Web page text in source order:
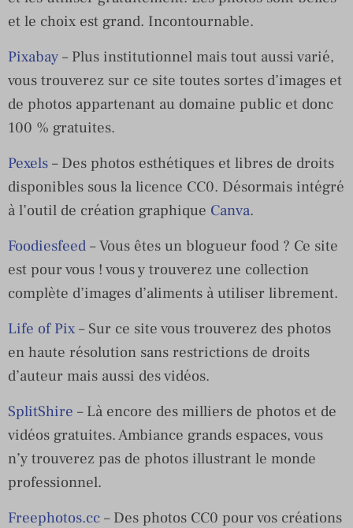
et le choix est grand. Incontournable.
Pixabay – Plus institutionnel mais tout aussi varié,
vous trouverez sur ce site toutes sortes d’images et
de photos appartenant au domaine public et donc
100 % gratuites.
Pexels – Des photos esthétiques et libres de droits
disponibles sous la licence CC0. Désormais intégré
à l’outil de création graphique Canva.
Foodiesfeed – Vous êtes un blogueur food ? Ce site
est pour vous ! vous y trouverez une collection
complète d’images d’aliments à utiliser librement.
Life of Pix – Sur ce site vous trouverez des photos
en haute résolution sans restrictions de droits
d’auteur mais aussi des vidéos.
SplitShire – Là encore des milliers de photos et de
vidéos gratuites. Ambiance grands espaces, vous
n’y trouverez pas de photos illustrant le monde
professionnel.
Freephotos.cc – Des photos CC0 pour vos créations